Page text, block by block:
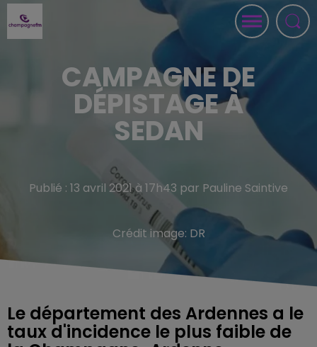
CAMPAGNE DE
DÉPISTAGE À
SEDAN
Publié : 13 avril 2021 à 17h43 par Pauline Saintive
Crédit image: DR
Le département des Ardennes a le
taux d'incidence le plus faible de